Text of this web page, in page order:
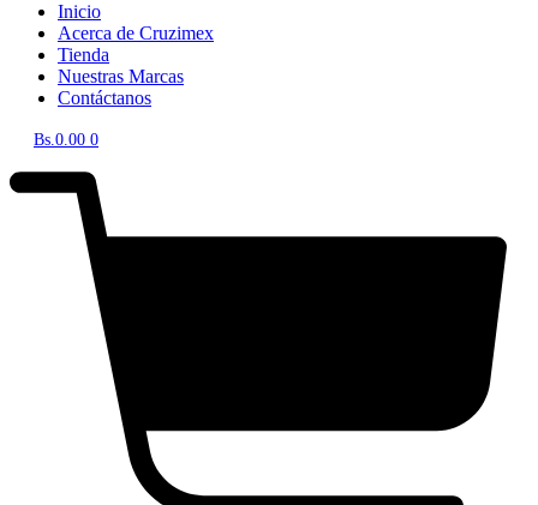
Inicio
Acerca de Cruzimex
Tienda
Nuestras Marcas
Contáctanos
Bs.0.00 0